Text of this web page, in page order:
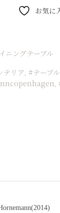
お気に
ニングテーブル
テリア #テーブル